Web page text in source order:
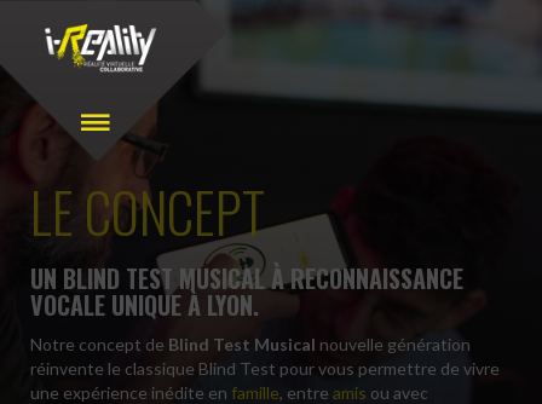
LE CONCEPT
UN BLIND TEST MUSICAL À RECONNAISSANCE
VOCALE UNIQUE À LYON.
Notre concept de Blind Test Musical nouvelle génération
réinvente le classique Blind Test pour vous permettre de vivre
une expérience inédite en famille, entre amis ou avec